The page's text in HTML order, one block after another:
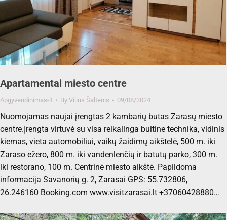
Apartamentai miesto centre
Apgyvendinimas-lt By Vilius Šaltenis 09/08/2024
Nuomojamas naujai įrengtas 2 kambarių butas Zarasų miesto
centre.Įrengta virtuvė su visa reikalinga buitine technika, vidinis
kiemas, vieta automobiliui, vaikų žaidimų aikštelė, 500 m. iki
Zaraso ežero, 800 m. iki vandenlenčių ir batutų parko, 300 m.
iki restorano, 100 m. Centrinė miesto aikštė. Papildoma
informacija Savanorių g. 2, Zarasai GPS: 55.732806,
26.246160 Booking.com www.visitzarasai.lt +37060428880…